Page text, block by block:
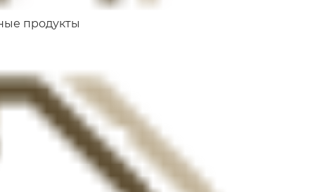
продукты